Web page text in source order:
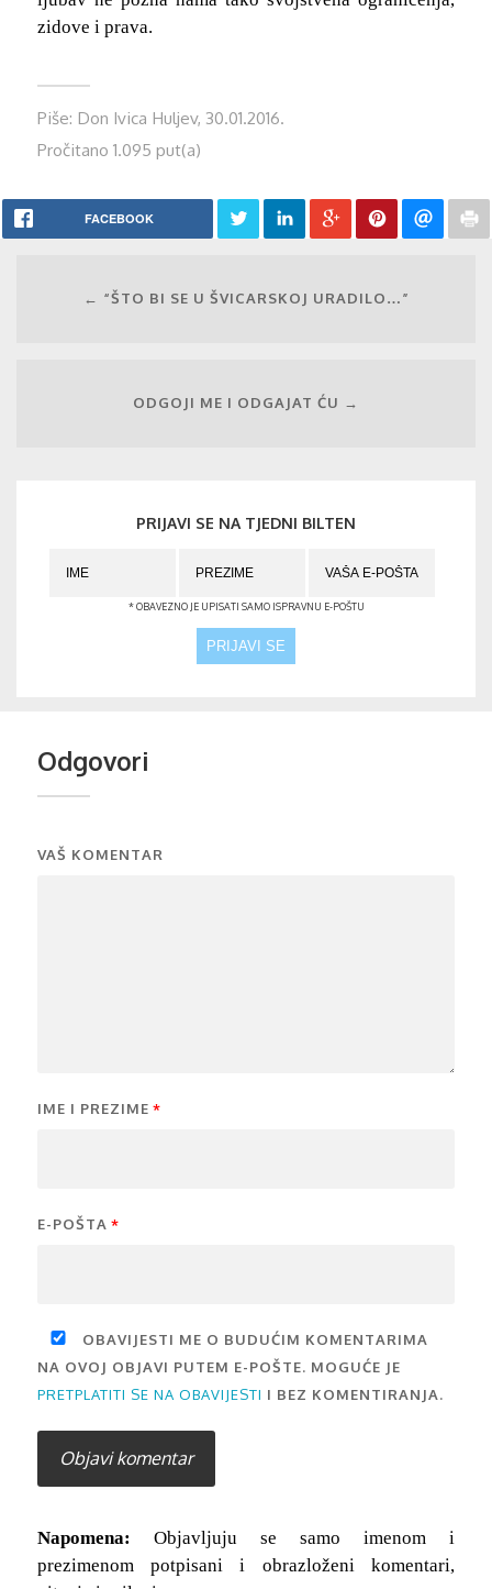
zidove i prava.
Piše: Don Ivica Huljev, 30.01.2016.
Pročitano 1.095 put(a)
FACEBOOK
← “ŠTO BI SE U ŠVICARSKOJ URADILO…”
ODGOJI ME I ODGAJAT ĆU →
PRIJAVI SE NA TJEDNI BILTEN
* OBAVEZNO JE UPISATI SAMO ISPRAVNU E-POŠTU
Odgovori
VAŠ KOMENTAR
IME I PREZIME *
E-POŠTA *
OBAVIJESTI ME O BUDUĆIM KOMENTARIMA
NA OVOJ OBJAVI PUTEM E-POŠTE. MOGUĆE JE
PRETPLATITI SE NA OBAVIJESTI I BEZ KOMENTIRANJA.
Napomena: Objavljuju se samo imenom i
prezimenom potpisani i obrazloženi komentari,